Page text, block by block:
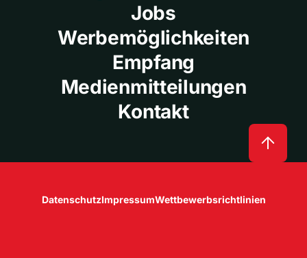
Jobs
Werbemöglichkeiten
Empfang
Medienmitteilungen
Kontakt
DatenschutzImpressumWettbewerbsrichtlinien